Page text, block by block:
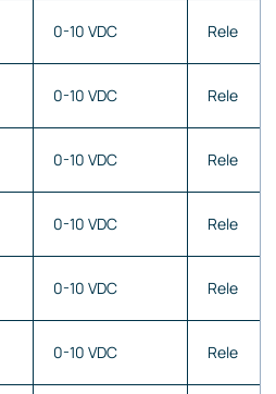
0-10 VDC Rele
0-10 VDC Rele
0-10 VDC Rele
0-10 VDC Rele
0-10 VDC Rele
0-10 VDC Rele